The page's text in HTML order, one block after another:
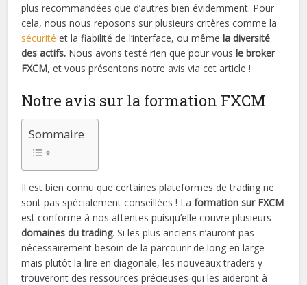
plus recommandées que d’autres bien évidemment. Pour
cela, nous nous reposons sur plusieurs critères comme la
sécurité et la fiabilité de l’interface, ou mêmela diversité
des actifs. Nous avons testé rien que pour vousle broker
FXCM, et vous présentons notre avis via cet article !
Notre avis sur la formation FXCM
Sommaire
Il est bien connu que certaines plateformes de trading ne
sont pas spécialement conseillées ! Laformation sur FXCM
est conforme à nos attentes puisqu’elle couvre plusieurs
domaines du trading. Si les plus anciens n’auront pas
nécessairement besoin de la parcourir de long en large
mais plutôt la lire en diagonale, les nouveaux traders y
trouveront des ressources précieuses qui les aideront à